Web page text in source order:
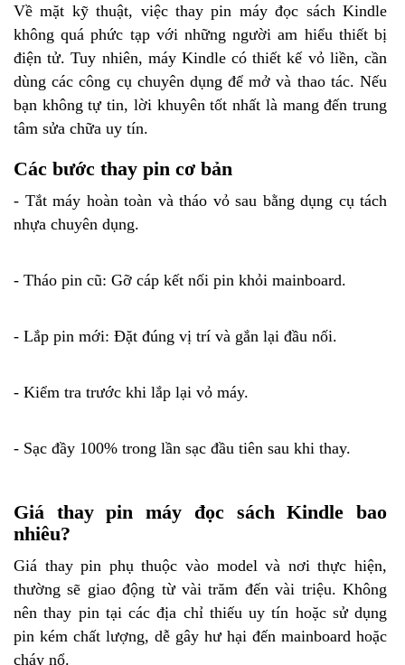
Về mặt kỹ thuật, việc thay pin máy đọc sách Kindle
không quá phức tạp với những người am hiểu thiết bị
điện tử. Tuy nhiên, máy Kindle có thiết kế vỏ liền, cần
dùng các công cụ chuyên dụng để mở và thao tác. Nếu
bạn không tự tin, lời khuyên tốt nhất là mang đến trung
tâm sửa chữa uy tín.
Các bước thay pin cơ bản
- Tắt máy hoàn toàn và tháo vỏ sau bằng dụng cụ tách
nhựa chuyên dụng.
- Tháo pin cũ: Gỡ cáp kết nối pin khỏi mainboard.
- Lắp pin mới: Đặt đúng vị trí và gắn lại đầu nối.
- Kiểm tra trước khi lắp lại vỏ máy.
- Sạc đầy 100% trong lần sạc đầu tiên sau khi thay.
Giá thay pin máy đọc sách Kindle bao
nhiêu?
Giá thay pin phụ thuộc vào model và nơi thực hiện,
thường sẽ giao động từ vài trăm đến vài triệu. Không
nên thay pin tại các địa chỉ thiếu uy tín hoặc sử dụng
pin kém chất lượng, dễ gây hư hại đến mainboard hoặc
cháy nổ.